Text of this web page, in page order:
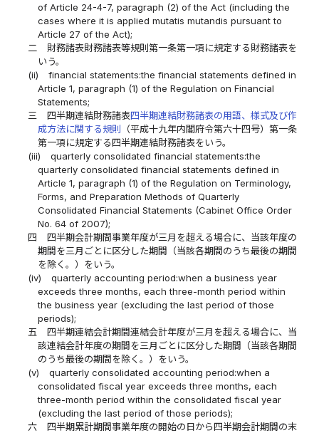
of Article 24-4-7, paragraph (2) of the Act (including the
cases where it is applied mutatis mutandis pursuant to
Article 27 of the Act);
二
財務諸表財務諸表等規則第一条第一項に規定する財務諸表を
いう。
(ii)
financial statements:the financial statements defined in
Article 1, paragraph (1) of the Regulation on Financial
Statements;
三
四半期連結財務諸表四半期連結財務諸表の用語、様式及び作
成方法に関する規則 （平成十九年内閣府令第六十四号）第一条
第一項に規定する四半期連結財務諸表をいう。
(iii)
quarterly consolidated financial statements:the
quarterly consolidated financial statements defined in
Article 1, paragraph (1) of the Regulation on Terminology,
Forms, and Preparation Methods of Quarterly
Consolidated Financial Statements (Cabinet Office Order
No. 64 of 2007);
四
四半期会計期間事業年度が三月を超える場合に、当該年度の
期間を三月ごとに区分した期間（当該各期間のうち最後の期間
を除く。）をいう。
(iv)
quarterly accounting period:when a business year
exceeds three months, each three-month period within
the business year (excluding the last period of those
periods);
五
四半期連結会計期間連結会計年度が三月を超える場合に、当
該連結会計年度の期間を三月ごとに区分した期間（当該各期間
のうち最後の期間を除く。）をいう。
(v)
quarterly consolidated accounting period:when a
consolidated fiscal year exceeds three months, each
three-month period within the consolidated fiscal year
(excluding the last period of those periods);
六
四半期累計期間事業年度の開始の日から四半期会計期間の末